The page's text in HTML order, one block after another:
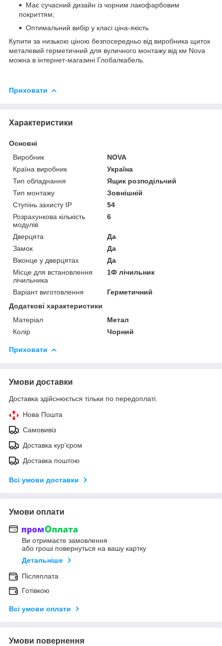
Має сучасний дизайн із чорним лакофарбовим
покриттям;
Оптимальний вибір у класі ціна-якість
Купити за низькою ціною безпосередньо від виробника щиток
металевий герметичний для вуличного монтажу від км Nova
можна в інтернет-магазині Глобалкабель.
Приховати
Характеристики
Основні
Виробник
NOVA
Країна виробник
Україна
Тип обладнання
Ящик розподільчий
Тип монтажу
Зовнішній
Ступінь захисту IP
54
Розрахункова кількість
модулів
6
Дверцята
Да
Замок
Да
Віконце у дверцятах
Да
Місце для встановлення
лічильника
1Ф лічильник
Варіант виготовлення
Герметичний
Додаткові характеристики
Матеріал
Метал
Колір
Чорний
Приховати
Умови доставки
Доставка здійснюється тільки по передоплаті.
Нова Пошта
Самовивіз
Доставка кур'єром
Доставка поштою
Всі умови доставки
Умови оплати
Ви отримаєте замовлення
або гроші повернуться на вашу картку
Детальніше
Післяплата
Готівкою
Всі умови оплати
Умови повернення